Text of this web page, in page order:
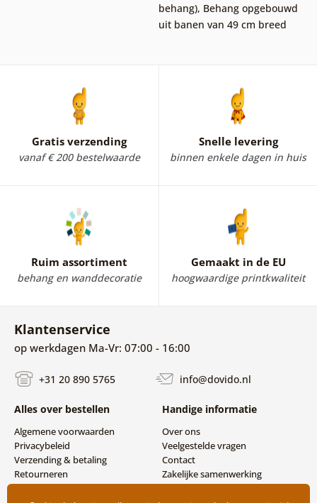
behang), Behang opgebouwd
uit banen van 49 cm breed
Gratis verzending
vanaf € 200 bestelwaarde
Snelle levering
binnen enkele dagen in huis
Ruim assortiment
behang en wanddecoratie
Gemaakt in de EU
hoogwaardige printkwaliteit
Klantenservice
op werkdagen Ma-Vr: 07:00 - 16:00
+31 20 890 5765 info@dovido.nl
Alles over bestellen
Algemene voorwaarden
Privacybeleid
Verzending & betaling
Retourneren
Handige informatie
Over ons
Veelgestelde vragen
Contact
Zakelijke samenwerking